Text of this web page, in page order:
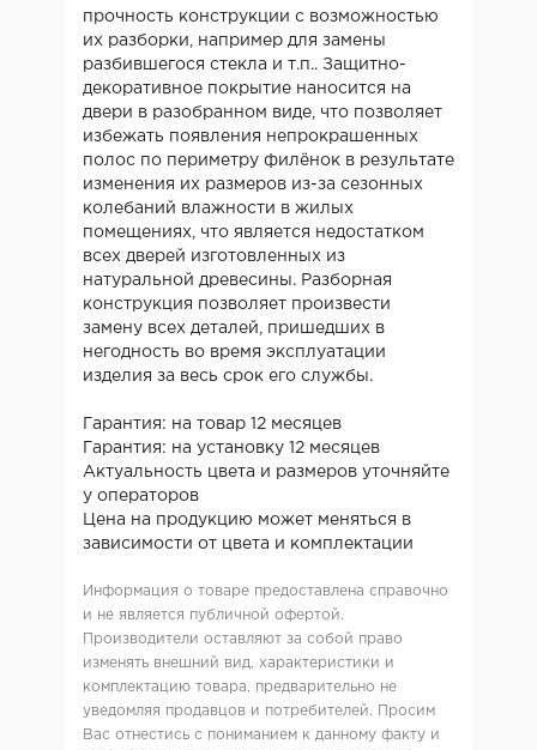
прочность конструкции с возможностью
их разборки, например для замены
разбившегося стекла и т.п.. Защитно-
декоративное покрытие наносится на
двери в разобранном виде, что позволяет
избежать появления непрокрашенных
полос по периметру филёнок в результате
изменения их размеров из-за сезонных
колебаний влажности в жилых
помещениях, что является недостатком
всех дверей изготовленных из
натуральной древесины. Разборная
конструкция позволяет произвести
замену всех деталей, пришедших в
негодность во время эксплуатации
изделия за весь срок его службы.
Гарантия: на товар 12 месяцев
Гарантия: на установку 12 месяцев
Актуальность цвета и размеров уточняйте
у операторов
Цена на продукцию может меняться в
зависимости от цвета и комплектации
Информация о товаре предоставлена справочно
и не является публичной офертой.
Производители оставляют за собой право
изменять внешний вид, характеристики и
комплектацию товара, предварительно не
уведомляя продавцов и потребителей. Просим
Вас отнестись с пониманием к данному факту и